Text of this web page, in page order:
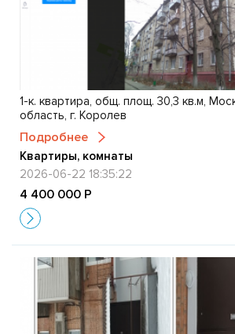
1-к. квартира, общ. площ. 30,3 кв.м,
область, г. Королев
Подробнее
Квартиры, комнаты
2026-06-22 18:35:22
4 400 000 Р